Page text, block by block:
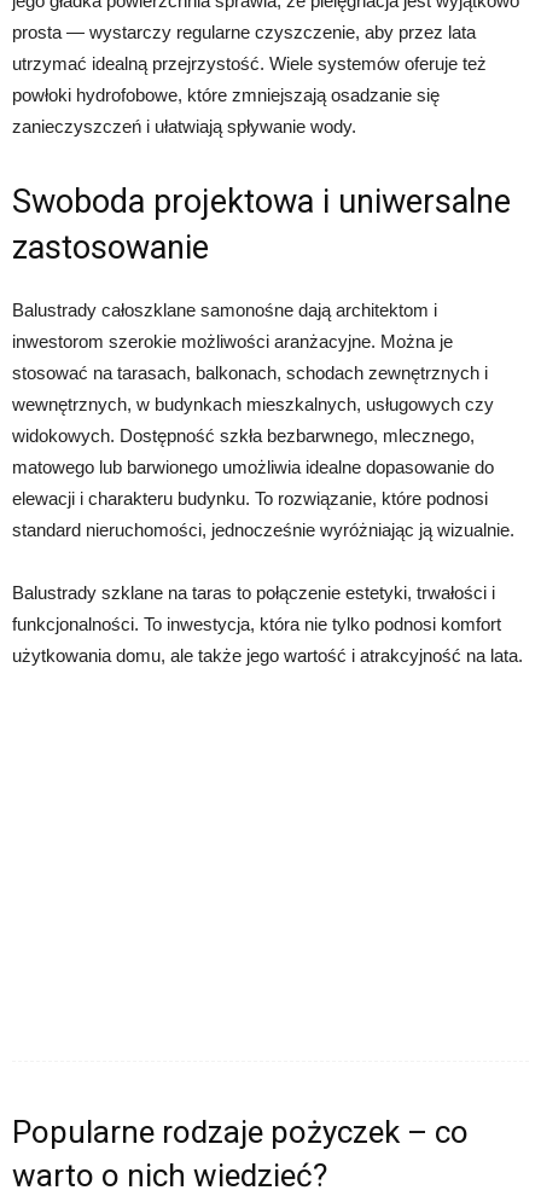
prosta — wystarczy regularne czyszczenie, aby przez lata
utrzymać idealną przejrzystość. Wiele systemów oferuje też
powłoki hydrofobowe, które zmniejszają osadzanie się
zanieczyszczeń i ułatwiają spływanie wody.
Swoboda projektowa i uniwersalne
zastosowanie
Balustrady całoszklane samonośne dają architektom i
inwestorom szerokie możliwości aranżacyjne. Można je
stosować na tarasach, balkonach, schodach zewnętrznych i
wewnętrznych, w budynkach mieszkalnych, usługowych czy
widokowych. Dostępność szkła bezbarwnego, mlecznego,
matowego lub barwionego umożliwia idealne dopasowanie do
elewacji i charakteru budynku. To rozwiązanie, które podnosi
standard nieruchomości, jednocześnie wyróżniając ją wizualnie.
Balustrady szklane na taras to połączenie estetyki, trwałości i
funkcjonalności. To inwestycja, która nie tylko podnosi komfort
użytkowania domu, ale także jego wartość i atrakcyjność na lata.
Popularne rodzaje pożyczek – co
warto o nich wiedzieć?